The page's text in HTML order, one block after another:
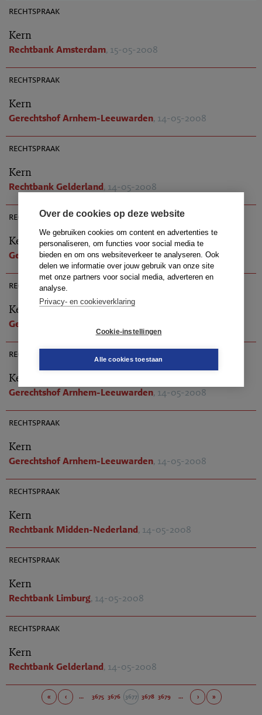
Over de cookies op deze website
We gebruiken cookies om content en advertenties te
personaliseren, om functies voor social media te
bieden en om ons websiteverkeer te analyseren. Ook
delen we informatie over jouw gebruik van onze site
met onze partners voor social media, adverteren en
analyse.
Privacy- en cookieverklaring
Cookie-instellingen
Alle cookies toestaan
rechtspraak
Kern
Rechtbank Amsterdam, 15-05-2008
rechtspraak
Kern
Gerechtshof Arnhem-Leeuwarden, 14-05-2008
rechtspraak
Kern
Rechtbank Gelderland, 14-05-2008
rechtspraak
Kern
Gerechtshof Arnhem-Leeuwarden, 14-05-2008
rechtspraak
AR 2008-0343
Kern
Gerechtshof Arnhem-Leeuwarden
rechtspraak
Kern
Gerechtshof Arnhem-Leeuwarden, 14-05-2008
rechtspraak
Kern
Gerechtshof Arnhem-Leeuwarden, 14-05-2008
rechtspraak
Kern
Rechtbank Midden-Nederland, 14-05-2008
rechtspraak
Kern
Rechtbank Limburg, 14-05-2008
rechtspraak
Kern
Rechtbank Gelderland, 14-05-2008
« ‹ … 3675 3676 3677 3678 3679 … › »